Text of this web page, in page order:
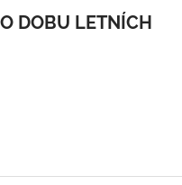
DOBU LETNÍCH